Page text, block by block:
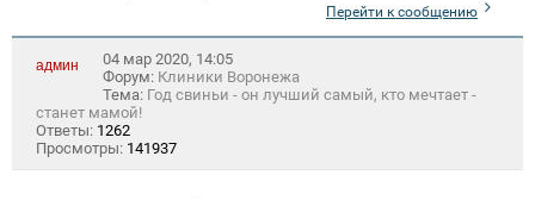
Перейти к сообщению
админ
04 мар 2020, 14:05
Форум: Клиники Воронежа
Тема: Год свиньи - он лучший самый, кто мечтает -
станет мамой!
Ответы: 1262
Просмотры: 141937